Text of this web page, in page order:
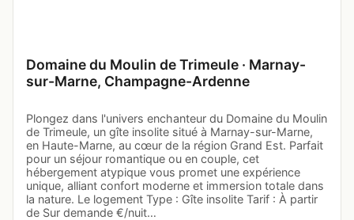
Domaine du Moulin de Trimeule · Marnay-
sur-Marne, Champagne-Ardenne
Plongez dans l'univers enchanteur du Domaine du Moulin
de Trimeule, un gîte insolite situé à Marnay-sur-Marne,
en Haute-Marne, au cœur de la région Grand Est. Parfait
pour un séjour romantique ou en couple, cet
hébergement atypique vous promet une expérience
unique, alliant confort moderne et immersion totale dans
la nature. Le logement Type : Gîte insolite Tarif : À partir
de Sur demande €/nuit…